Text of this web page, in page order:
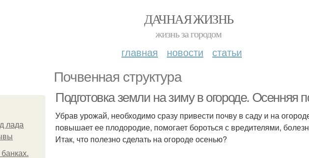
ДАЧНАЯ ЖИЗНЬ
жизнь за городом
главная новости статьи
Почвенная структура
лада
Подготовка земли на зиму в огороде. Осенняя
Убрав урожай, необходимо сразу привести почву в саду и на
повышает ее плодородие, помогает бороться с вредителями,
Итак, что полезно сделать на огороде осенью?